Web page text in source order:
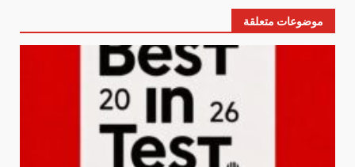
موضوعات متعلقة